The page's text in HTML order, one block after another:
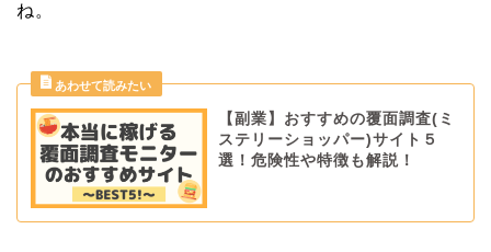
ね。
【副業】おすすめの覆面調査(ミ
ステリーショッパー)サイト５
選！危険性や特徴も解説！